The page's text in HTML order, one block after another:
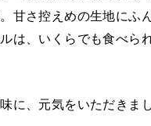
甘さ控えめの生地にふ
は、いくらでも食べら
に、元気をいただきまし